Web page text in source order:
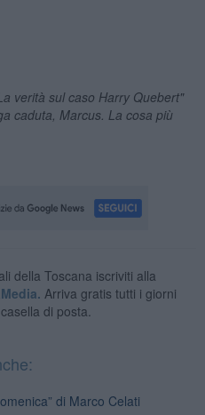
verità sul caso Harry Quebert"
caduta, Marcus. La cosa più
della Toscana iscriviti alla
Arriva gratis tutti i giorni
di posta.
di Marco Celati